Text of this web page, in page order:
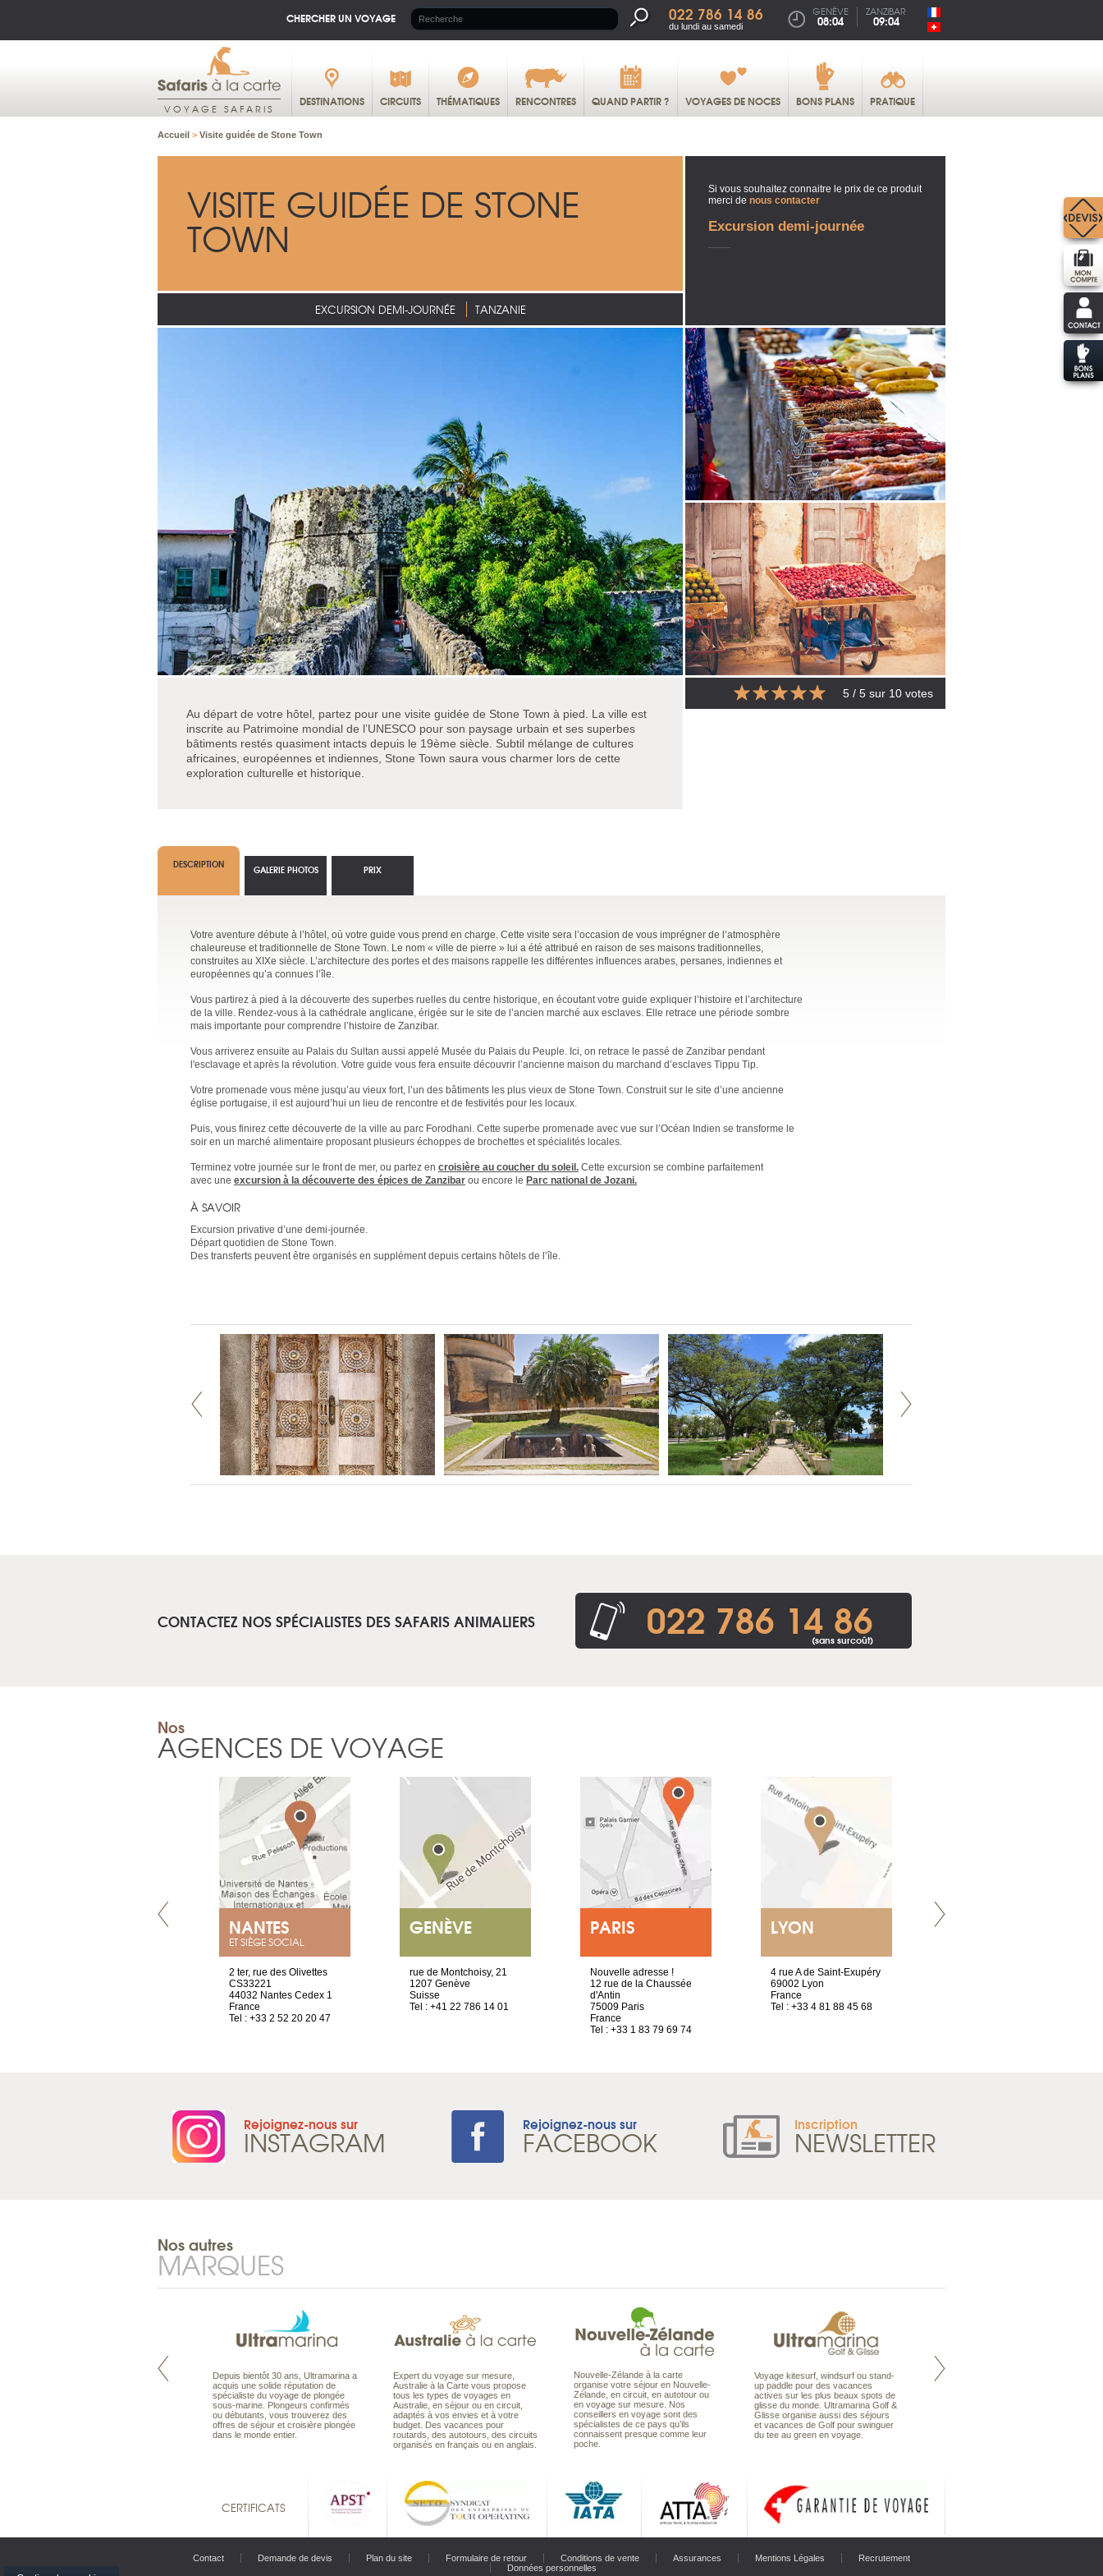
CHERCHER UN VOYAGE 022 786 14 86
du lundi au samedi
GENÈVE
08:04
ZANZIBAR
09:04
VOYAGE SAFARIS DESTINATIONS CIRCUITS THÉMATIQUES RENCONTRES QUAND PARTIR ? VOYAGES DE NOCES BONS PLANS PRATIQUE
Accueil > Visite guidée de Stone Town
VISITE GUIDÉE DE STONE
TOWN
EXCURSION DEMI-JOURNÉE TANZANIE
Si vous souhaitez connaitre le prix de ce produit
merci de nous contacter
Excursion demi-journée
Au départ de votre hôtel, partez pour une visite guidée de Stone Town à pied. La ville est
inscrite au Patrimoine mondial de l’UNESCO pour son paysage urbain et ses superbes
bâtiments restés quasiment intacts depuis le 19ème siècle. Subtil mélange de cultures
africaines, européennes et indiennes, Stone Town saura vous charmer lors de cette
exploration culturelle et historique.
5 / 5 sur 10 votes
DESCRIPTION
Votre aventure débute à l’hôtel, où votre guide vous prend en charge. Cette visite sera l’occasion de vous imprégner de l’atmosphère
chaleureuse et traditionnelle de Stone Town. Le nom « ville de pierre » lui a été attribué en raison de ses maisons traditionnelles,
construites au XIXe siècle. L’architecture des portes et des maisons rappelle les différentes influences arabes, persanes, indiennes et
européennes qu’a connues l’île.
Vous partirez à pied à la découverte des superbes ruelles du centre historique, en écoutant votre guide expliquer l’histoire et l’architecture
de la ville. Rendez-vous à la cathédrale anglicane, érigée sur le site de l’ancien marché aux esclaves. Elle retrace une période sombre
mais importante pour comprendre l’histoire de Zanzibar.
Vous arriverez ensuite au Palais du Sultan aussi appelé Musée du Palais du Peuple. Ici, on retrace le passé de Zanzibar pendant
l'esclavage et après la révolution. Votre guide vous fera ensuite découvrir l’ancienne maison du marchand d’esclaves Tippu Tip.
Votre promenade vous mène jusqu’au vieux fort, l’un des bâtiments les plus vieux de Stone Town. Construit sur le site d’une ancienne
église portugaise, il est aujourd’hui un lieu de rencontre et de festivités pour les locaux.
Puis, vous finirez cette découverte de la ville au parc Forodhani. Cette superbe promenade avec vue sur l’Océan Indien se transforme le
soir en un marché alimentaire proposant plusieurs échoppes de brochettes et spécialités locales.
Terminez votre journée sur le front de mer, ou partez en croisière au coucher du soleil. Cette excursion se combine parfaitement
avec une excursion à la découverte des épices de Zanzibar ou encore le Parc national de Jozani.
À SAVOIR
Excursion privative d’une demi-journée.
Départ quotidien de Stone Town.
Des transferts peuvent être organisés en supplément depuis certains hôtels de l’île.
GALERIE PHOTOS PRIX
CONTACTEZ NOS SPÉCIALISTES DES SAFARIS ANIMALIERS 022 786 14 86
(sans surcoût)
Nos
AGENCES DE VOYAGE
NANTES
ET SIÈGE SOCIAL
2 ter, rue des Olivettes
CS33221
44032 Nantes Cedex 1
France
Tel : +33 2 52 20 20 47
GENÈVE
rue de Montchoisy, 21
1207 Genève
Suisse
Tel : +41 22 786 14 01
PARIS
Nouvelle adresse !
12 rue de la Chaussée
d'Antin
75009 Paris
France
Tel : +33 1 83 79 69 74
LYON
4 rue A de Saint-Exupéry
69002 Lyon
France
Tel : +33 4 81 88 45 68
Rejoignez-nous sur
INSTAGRAM Rejoignez-nous sur
FACEBOOK Inscription
NEWSLETTER
Nos autres
MARQUES
Pacifique à la carte est le spécialiste
Depuis bientôt 30 ans, Ultramarina a
acquis une solide réputation de
spécialiste du voyage de plongée
sous-marine. Plongeurs confirmés
ou débutants, vous trouverez des
offres de séjour et croisière plongée
dans le monde entier.
Expert du voyage sur mesure,
Australie à la Carte vous propose
tous les types de voyages en
Australie, en séjour ou en circuit,
adaptés à vos envies et à votre
budget. Des vacances pour
routards, des autotours, des circuits
organisés en français ou en anglais.
Nouvelle-Zélande à la carte
organise votre séjour en Nouvelle-
Zélande, en circuit, en autotour ou
en voyage sur mesure. Nos
conseillers en voyage sont des
spécialistes de ce pays qu’ils
connaissent presque comme leur
poche.
Voyage kitesurf, windsurf ou stand-
up paddle pour des vacances
actives sur les plus beaux spots de
glisse du monde. Ultramarina Golf &
Glisse organise aussi des séjours
et vacances de Golf pour swinguer
du tee au green en voyage.
Maldives à la Carte propose tous
CERTIFICATS
Contact Demande de devis Plan du site Formulaire de retour Conditions de vente Assurances Mentions Légales
Recrutement
Données personnelles